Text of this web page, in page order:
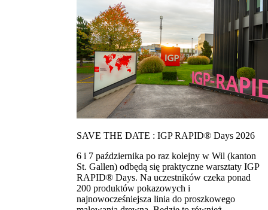
SAVE THE DATE : IGP RAPID® Days 2026
6 i 7 października po raz kolejny w Wil (kanton
St. Gallen) odbędą się praktyczne warsztaty IGP
RAPID® Days. Na uczestników czeka ponad
200 produktów pokazowych i
najnowocześniejsza linia do proszkowego